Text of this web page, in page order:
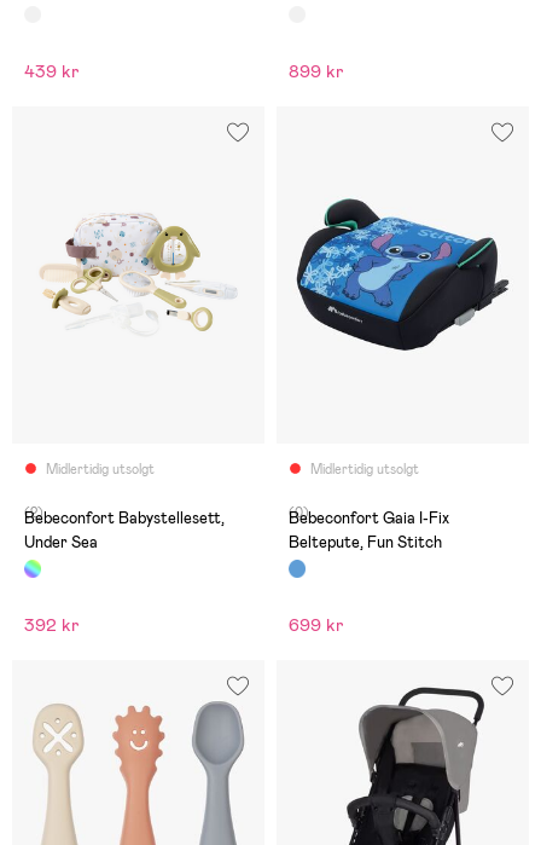
439 kr 899 kr
Midlertidig utsolgt
(2)
Bebeconfort Babystellesett,
Under Sea
392 kr
Midlertidig utsolgt
(0)
Bebeconfort Gaia I-Fix
Beltepute, Fun Stitch
699 kr